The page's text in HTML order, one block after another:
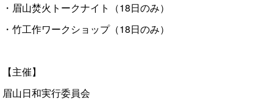
・眉山焚火トークナイト（18日のみ）
・竹工作ワークショップ（18日のみ）
【主催】
眉山日和実行委員会